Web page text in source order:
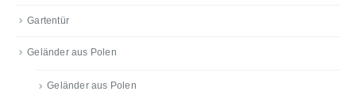
Gartentür
Geländer aus Polen
Geländer aus Polen